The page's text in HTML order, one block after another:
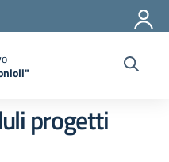
progetti